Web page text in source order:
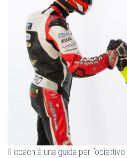
Il coach è una guida per l’obiettivo